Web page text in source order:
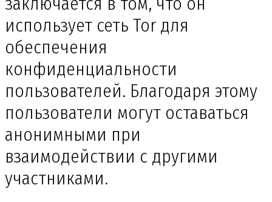
использует сеть Tor для
обеспечения
конфиденциальности
пользователей. Благодаря этому
пользователи могут оставаться
анонимными при
взаимодействии с другими
участниками.